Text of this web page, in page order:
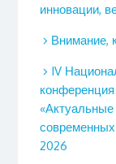
инновации,
Внимание,
IV
2026